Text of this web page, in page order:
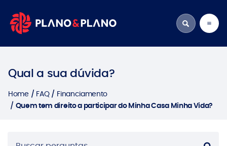
Qual a sua dúvida?
Home FAQ
Financiamento
Quem tem direito a participar do Minha Casa Minha Vida?